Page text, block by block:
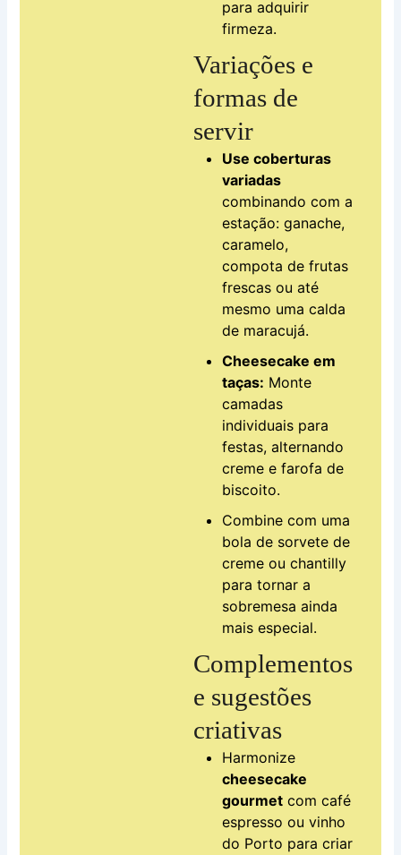
para adquirir
firmeza.
Variações e
formas de
servir
Use coberturas
variadas
combinando com a
estação: ganache,
caramelo,
compota de frutas
frescas ou até
mesmo uma calda
de maracujá.
Cheesecake em
taças: Monte
camadas
individuais para
festas, alternando
creme e farofa de
biscoito.
Combine com uma
bola de sorvete de
creme ou chantilly
para tornar a
sobremesa ainda
mais especial.
Complementos
e sugestões
criativas
Harmonize
cheesecake
gourmet com café
espresso ou vinho
do Porto para criar